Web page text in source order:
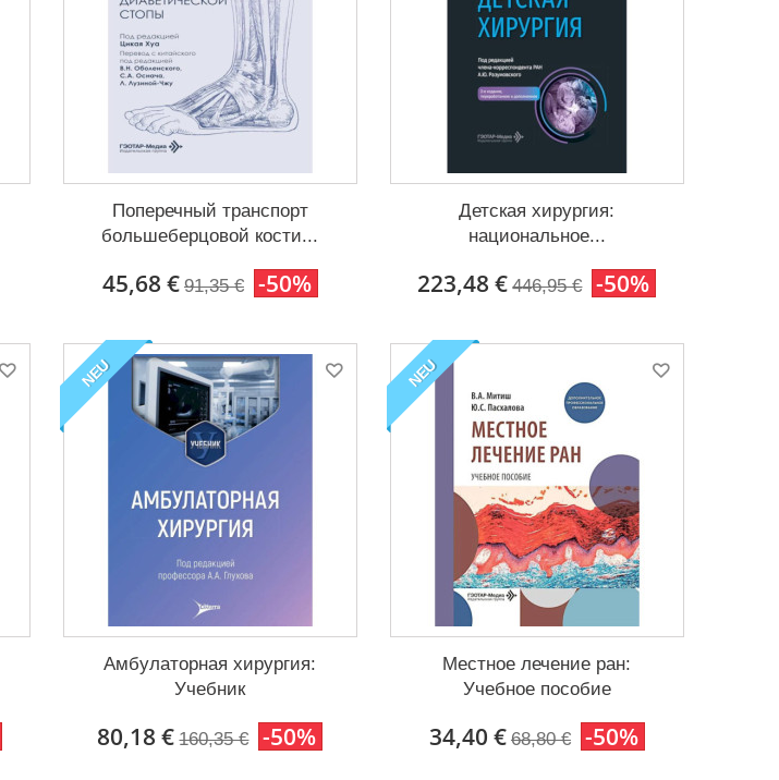
Поперечный транспорт
большеберцовой кости...
45,68 € 91,35 € -50%
Детская хирургия:
национальное...
223,48 € 446,95 € -50%
NEU
Амбулаторная хирургия:
Учебник
80,18 € 160,35 € -50%
NEU
Местное лечение ран:
Учебное пособие
34,40 € 68,80 € -50%